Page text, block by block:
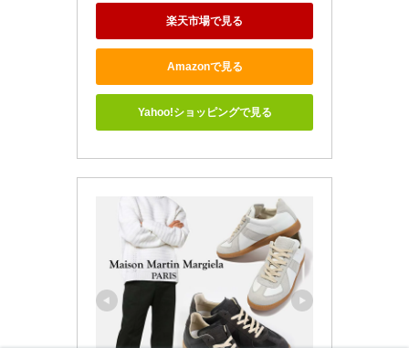
楽天市場で見る
Amazonで見る
Yahoo!ショッピングで見る